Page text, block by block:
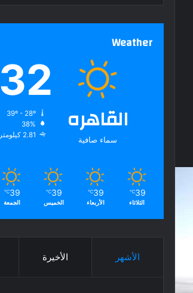
Weather
القاهره
سماء صافية
32
38%
2.81 كيلومتر/ساعة
39
℃
الثلاثاء
39
℃
الأربعاء
39
℃
الخميس
39
℃
الجمعة
الأشهر الأخيرة